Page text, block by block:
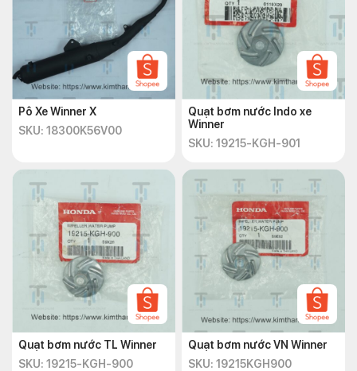
Pô Xe Winner X
SKU: 18300K56V00
Quạt bơm nước Indo xe
Winner
SKU: 19215-KGH-901
Quạt bơm nước TL Winner
SKU: 19215-KGH-900
Quạt bơm nước VN Winner
SKU: 19215KGH900